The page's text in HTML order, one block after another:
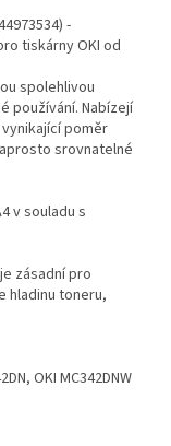
-
tiskárny OKI od
spolehlivou
používání. Nabízejí
poměr
srovnatelné
v souladu s
zásadní pro
hladinu toneru,
OKI MC342DNW